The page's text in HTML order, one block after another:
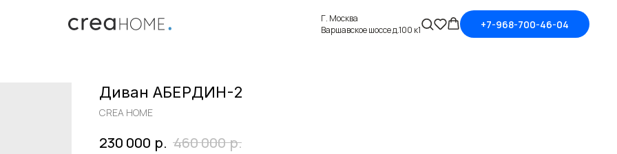
Г. Москва
Варшавское шоссе д.100 к1
+7-968-700-46-04
Диван АБЕРДИН-2
CREA HOME
230 000 р. 460 000 р.